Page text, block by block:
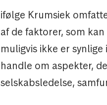
ifølge Krumsiek
af de faktorer, som
muligvis ikke er
handle om aspekter,
selskabsledelse,